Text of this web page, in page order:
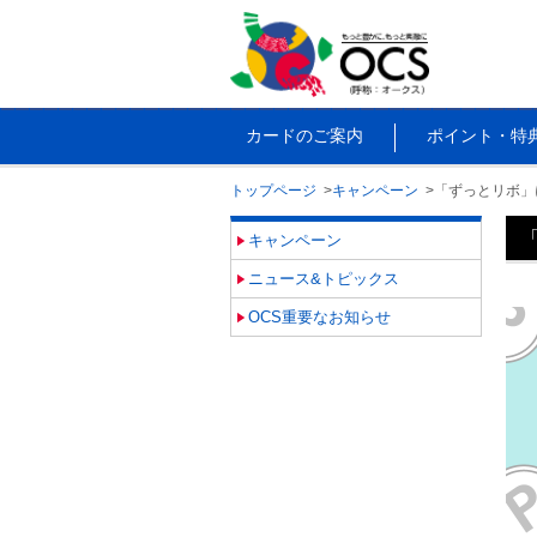
カードのご案内 ポイント・特
トップページ キャンペーン 「ずっとリボ
キャンペーン
ニュース&トピックス
OCS重要なお知らせ